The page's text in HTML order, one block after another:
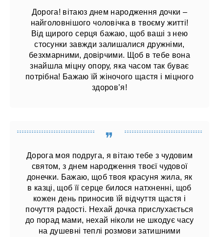
Дорога! вітаюз днем ​​народження дочки –
найголовнішого чоловічка в твоєму житті!
Від щирого серця бажаю, щоб ваші з нею
стосунки завжди залишалися дружніми,
безхмарними, довірчими. Щоб в тебе вона
знайшла міцну опору, яка часом так буває
потрібна! Бажаю їй жіночого щастя і міцного
здоров’я!
Дорога моя подруга, я вітаю тебе з чудовим
святом, з днем ​​народження твоєї чудової
донечки. Бажаю, щоб твоя красуня жила, як
в казці, щоб її серце билося натхненні, щоб
кожен день приносив їй відчуття щастя і
почуття радості. Нехай дочка прислухається
до порад мами, нехай ніколи не шкодує часу
на душевні теплі розмови затишними